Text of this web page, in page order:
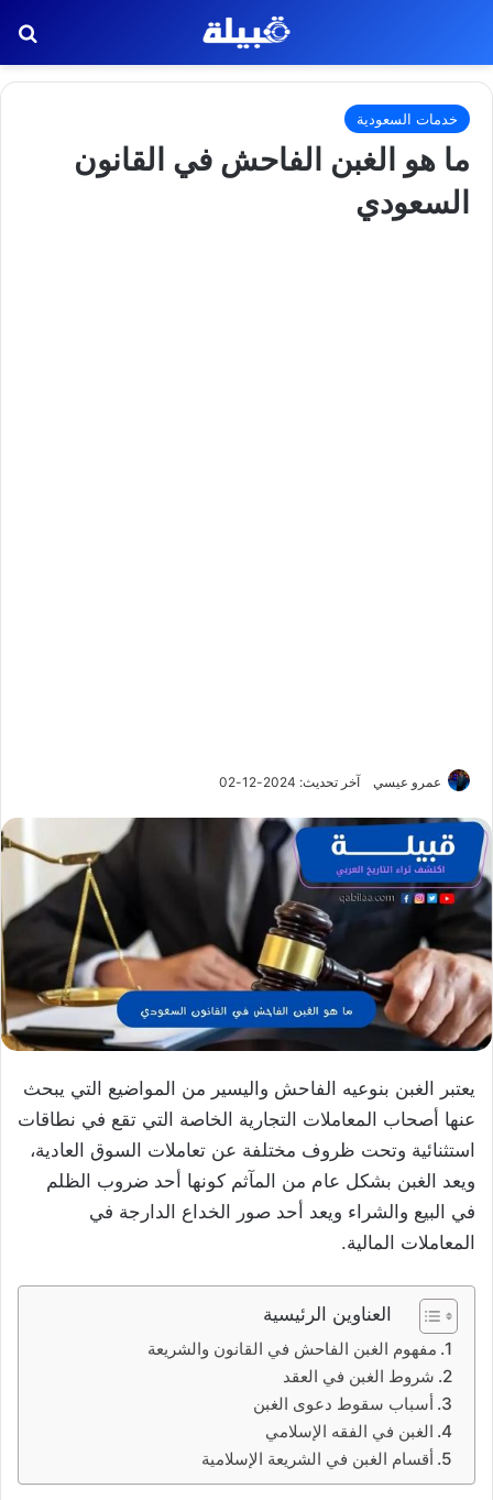
خدمات السعودية
ما هو الغبن الفاحش في القانون
السعودي
عمرو عيسي آخر تحديث: 2024-12-02
يعتبر الغبن بنوعيه الفاحش واليسير من المواضيع التي يبحث
عنها أصحاب المعاملات التجارية الخاصة التي تقع في نطاقات
استثنائية وتحت ظروف مختلفة عن تعاملات السوق العادية،
ويعد الغبن بشكل عام من المآثم كونها أحد ضروب الظلم
في البيع والشراء ويعد أحد صور الخداع الدارجة في
المعاملات المالية.
العناوين الرئيسية
مفهوم الغبن الفاحش في القانون والشريعة
شروط الغبن في العقد
أسباب سقوط دعوى الغبن
الغبن في الفقه الإسلامي
أقسام الغبن في الشريعة الإسلامية